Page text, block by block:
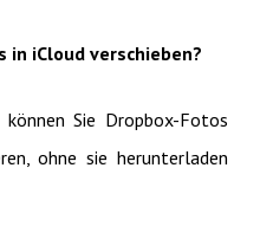
in iCloud verschieben?
Sie Dropbox-Fotos
ohne sie herunterladen